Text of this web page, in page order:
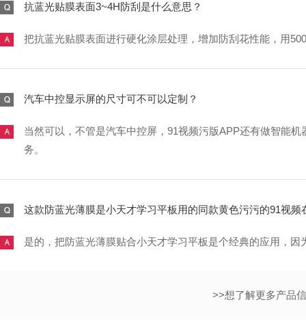
抗蓝光贴膜表面3~4H防刮是什么意思？
把抗蓝光贴膜表面进行硬化涂层处理，增加防刮花性能，用
汽车中控显示屏的尺寸可不可以定制？
当然可以，不管是汽车中控屏，91视频污版APP还有做智能
务。
这款防蓝光薄膜是小天才学习平板用的同款黄色污污的91视频在
是的，把防蓝光薄膜贴合小天才学习平板是个经典的应用，因
>>想了解更多产品